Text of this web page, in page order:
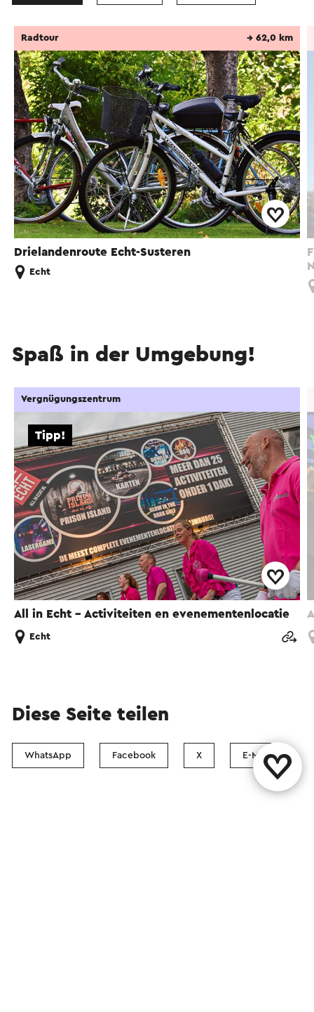
Drielandenroute Echt-Susteren
Radtour → 62,0 km
Echt
Spaß in der Umgebung!
All in Echt - Activiteiten en evenementenlocatie
Tipp!
Vergnügungszentrum
Echt
Diese Seite teilen
WhatsApp Facebook X E-Mail